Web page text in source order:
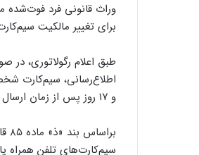
وراث قانونی فرد فوت‌شده
برای تغییر مالکیت
طبق اعلام رگولاتوری،
اطلاع‌رسانی، سیم‌کارت
و ۱۷ روز پس از زمان ارسال پیامک هم به‌طور کامل قطع خواهد شد.
سیم‌کارت‌های تلفن همراه